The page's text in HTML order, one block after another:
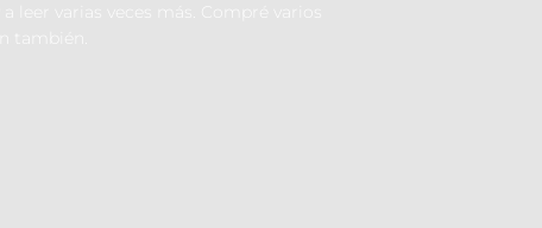
leer varias veces más. Compré varios
también.